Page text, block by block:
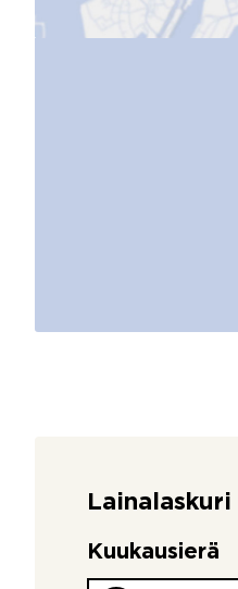
Lainalaskuri
Kuukausierä